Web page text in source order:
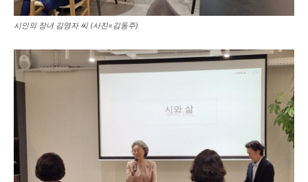
시인의 장녀 김영자 씨 (사진=김동주)